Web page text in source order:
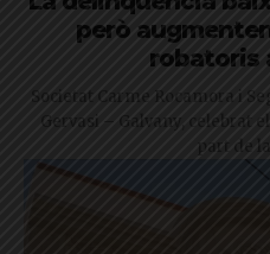
però
robatoris
Societat Carme Rocamora i Seguí El Consell de Barri de
Gervasi – Galvany, celebrat
part de